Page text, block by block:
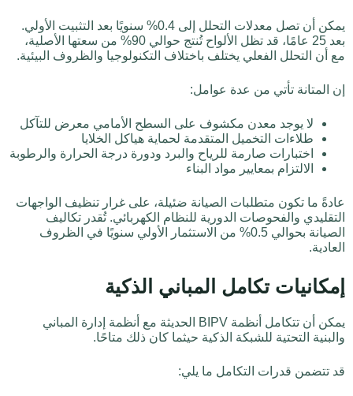
يمكن أن تصل معدلات التحلل إلى 0.4% سنويًا بعد التثبيت الأولي.
بعد 25 عامًا، قد تظل الألواح تُنتج حوالي 90% من سعتها الأصلية،
مع أن التحلل الفعلي يختلف باختلاف التكنولوجيا والظروف البيئية.
إن المتانة تأتي من عدة عوامل:
لا يوجد معدن مكشوف على السطح الأمامي معرض للتآكل
طلاءات التخميل المتقدمة لحماية هياكل الخلايا
اختبارات صارمة للرياح والبرد ودورة درجة الحرارة والرطوبة
الالتزام بمعايير مواد البناء
عادةً ما تكون متطلبات الصيانة ضئيلة، على غرار تنظيف الواجهات
التقليدي والفحوصات الدورية للنظام الكهربائي. تُقدر تكاليف
الصيانة بحوالي 0.5% من الاستثمار الأولي سنويًا في الظروف
العادية.
إمكانيات تكامل المباني الذكية
يمكن أن تتكامل أنظمة BIPV الحديثة مع أنظمة إدارة المباني
والبنية التحتية للشبكة الذكية حيثما كان ذلك متاحًا.
قد تتضمن قدرات التكامل ما يلي: